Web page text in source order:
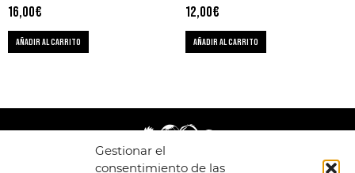
Gestionar el
consentimiento de las
16,00€
AÑADIR AL CARRITO
12,00€
AÑADIR AL CARRITO